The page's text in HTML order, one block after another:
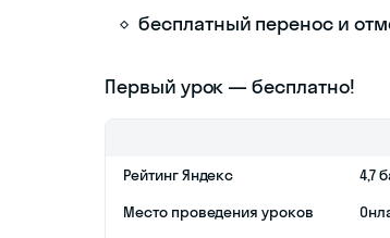
бесплатный перенос и
Первый урок — бесплатно!
Рейтинг Яндекс
4,7
Место проведения уроков